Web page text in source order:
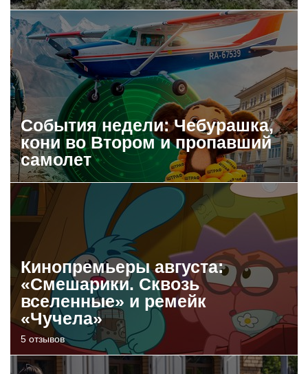
События недели: Чебурашка,
кони во Втором и пропавший
самолет
Кинопремьеры августа:
«Смешарики. Сквозь
вселенные» и ремейк
«Чучела»
5 отзывов